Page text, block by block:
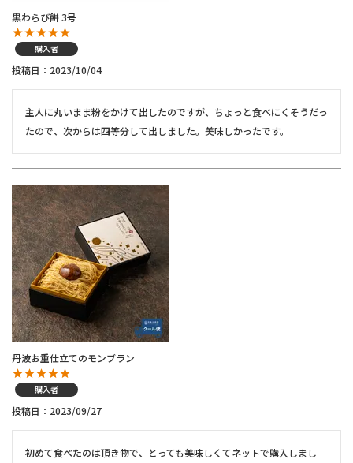
黒わらび餅 3号
購入者
投稿日 2023/10/04
主人に丸いまま粉をかけて出したのですが、ちょっと食べにくそうだっ
たので、次からは四等分して出しました。美味しかったです。
丹波お重仕立てのモンブラン
購入者
投稿日 2023/09/27
初めて食べたのは頂き物で、とっても美味しくてネットで購入しまし